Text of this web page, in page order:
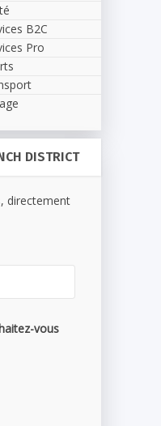
B2C
Pro
DISTRICT
directement
vous